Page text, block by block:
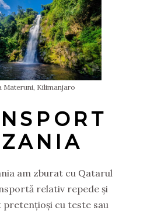
Materuni, Kilimanjaro
am zburat cu Qatarul
relativ repede și
pretențioși cu teste sau